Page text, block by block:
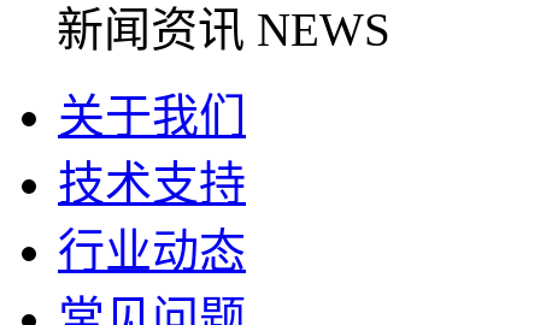
新闻资讯 NEWS
关于我们
技术支持
行业动态